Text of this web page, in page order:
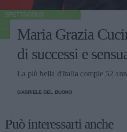
SPETTACOLO
Maria Grazia
di successi e
La più bella d'Italia compie 52
GABRIELE DEL BUONO
Può interessarti anche